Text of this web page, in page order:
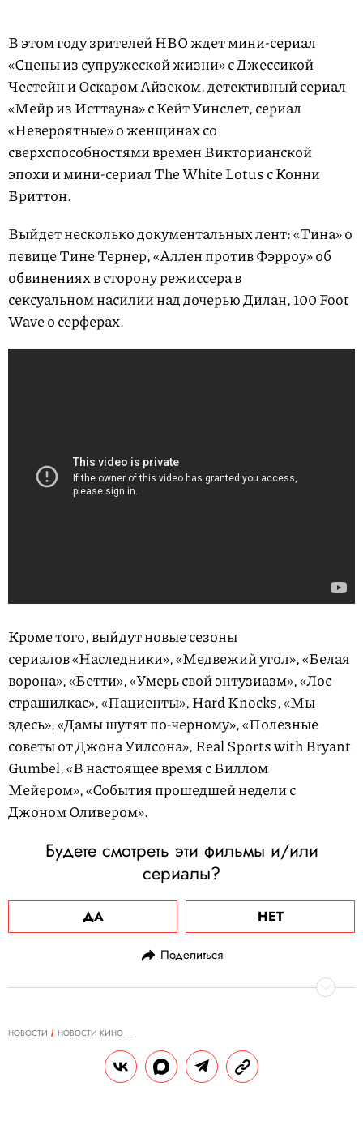
В этом году зрителей HBO ждет мини-сериал
«Сцены из супружеской жизни» с Джессикой
Честейн и Оскаром Айзеком, детективный сериал
«Мейр из Исттауна» с Кейт Уинслет, сериал
«Невероятные» о женщинах со
сверхспособностями времен Викторианской
эпохи и мини-сериал The White Lotus с Конни
Бриттон.
Выйдет несколько документальных лент: «Тина» о
певице Тине Тернер, «Аллен против Фэрроу» об
обвинениях в сторону режиссера в
сексуальном насилии над дочерью Дилан, 100 Foot
Wave о серферах.
Кроме того, выйдут новые сезоны
сериалов «Наследники», «Медвежий угол», «Белая
ворона», «Бетти», «Умерь свой энтузиазм», «Лос
страшилкас», «Пациенты», Hard Knocks, «Мы
здесь», «Дамы шутят по-черному», «Полезные
советы от Джона Уилсона», Real Sports with Bryant
Gumbel, «В настоящее время с Биллом
Мейером», «События прошедшей недели с
Джоном Оливером».
Будете смотреть эти фильмы и/или
сериалы?
ДА НЕТ
Поделиться
НОВОСТИ
НОВОСТИ КИНО
ОБНОВЛЕНО 15.02.2026, 03:04
В Сети завирусилась